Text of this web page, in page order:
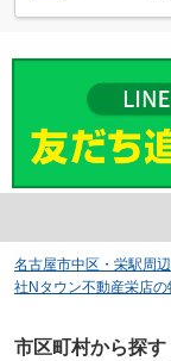
名古屋市中区・栄駅周
社Nタウン不動産栄店の
市区町村から探す